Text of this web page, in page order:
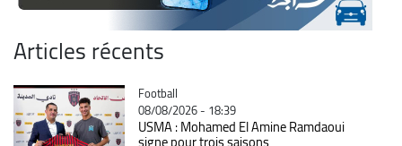
Articles récents
Catégorie
Football
08/08/2026 - 18:39
USMA : Mohamed El Amine Ramdaoui